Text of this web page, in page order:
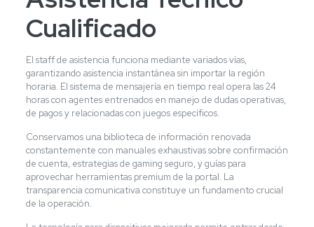
Cualificado
El staff de asistencia funciona mediante variados vías,
garantizando asistencia instantánea sin importar la región
horaria. El sistema de mensajería en tiempo real opera las 24
horas con agentes entrenados en manejo de dudas operativas,
de pagos y relacionadas con juegos específicos.
Conservamos una biblioteca de información renovada
constantemente con manuales exhaustivas sobre confirmación
de cuenta, estrategias de gaming seguro, y guías para
aprovechar herramientas premium de la portal. La
transparencia comunicativa constituye un fundamento crucial
de la operación.